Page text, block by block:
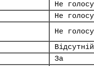
Не
Не
Не
Відсутній
За